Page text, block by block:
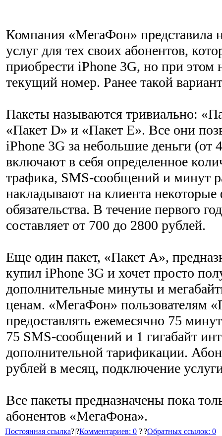
Компания «МегаФон» представила
услуг для тех своих абонентов,
приобрести iPhone 3G, но при этом
текущий номер. Ранее такой
Пакеты называются тривиально:
«Пакет D» и «Пакет E». Все они
iPhone 3G за небольшие деньги (от
включают в себя определенное
трафика, SMS-сообщений и минут
накладывают на клиента
обязательства. В течение первого
составляет от 700 до 2800 рублей.
Еще один пакет, «Пакет A»,
купил iPhone 3G и хочет просто
дополнительные минуты и
ценам. «МегаФон» пользователям
предоставлять ежемесячно 75
75 SMS-сообщений и 1 гигабайт
дополнительной тарификации.
рублей в месяц, подключение
Все пакеты предназначены пока
абонентов «МегаФона».
Постоянная ссылка?|?Комментариев: 0 ?|?Обратных ссылок: 0